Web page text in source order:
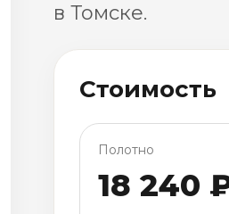
в Томске.
Стоимость
Полотно
18 240